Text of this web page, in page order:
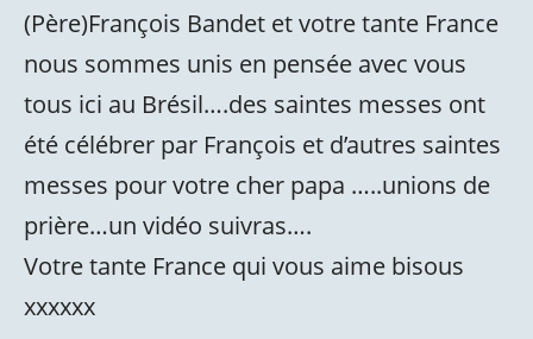
(Père)François Bandet et votre tante France
nous sommes unis en pensée avec vous
tous ici au Brésil….des saintes messes ont
été célébrer par François et d’autres saintes
messes pour votre cher papa …..unions de
prière…un vidéo suivras….
Votre tante France qui vous aime bisous
xxxxxx